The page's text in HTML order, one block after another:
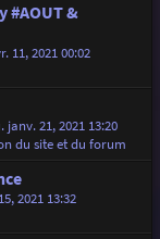
#AOUT &
11, 2021 00:02
janv. 21, 2021 13:20
du site et du forum
2021 13:32